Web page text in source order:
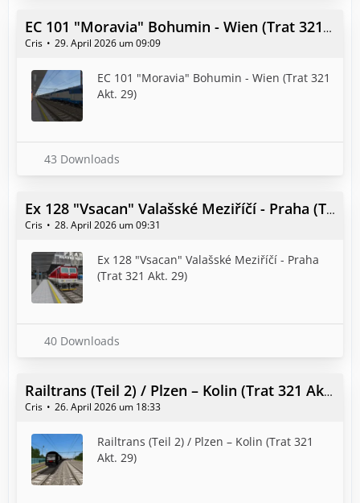
EC 101 "Moravia" Bohumin - Wien (Trat 321 Akt. 29)
Cris 29. April 2026 um 09:09
EC 101 "Moravia" Bohumin - Wien (Trat 321
Akt. 29)
43 Downloads
Ex 128 "Vsacan" Valašské Meziříčí - Praha (Trat 321 Akt. 29)
Cris 28. April 2026 um 09:31
Ex 128 "Vsacan" Valašské Meziříčí - Praha
(Trat 321 Akt. 29)
40 Downloads
Railtrans (Teil 2) / Plzen – Kolin (Trat 321 Akt. 29)
Cris 26. April 2026 um 18:33
Railtrans (Teil 2) / Plzen – Kolin (Trat 321
Akt. 29)